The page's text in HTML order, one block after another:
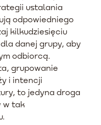
ustalania
odpowiedniego
kilkudziesięciu
danej grupy, aby
odbiorcą.
grupowanie
i intencji
to jedyna droga
w tak